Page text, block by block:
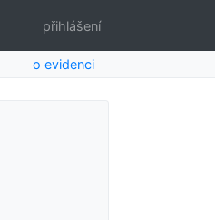
přihlášení
o evidenci